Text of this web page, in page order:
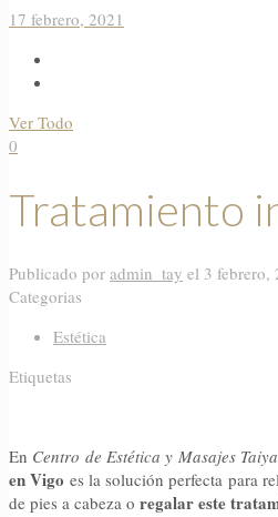
17 febrero, 2021
Ver Todo
0
Tratamiento
Publicado por admin_tay el 3 febrero,
Categorias
Estética
Etiquetas
En Centro de Estética y Masajes
en Vigo es la solución perfecta para
de pies a cabeza o regalar este